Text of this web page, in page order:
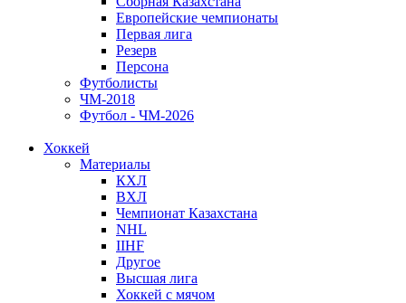
Европейские чемпионаты
Первая лига
Резерв
Персона
Футболисты
ЧМ-2018
Футбол - ЧМ-2026
Хоккей
Материалы
КХЛ
ВХЛ
Чемпионат Казахстана
NHL
IIHF
Другое
Высшая лига
Хоккей с мячом